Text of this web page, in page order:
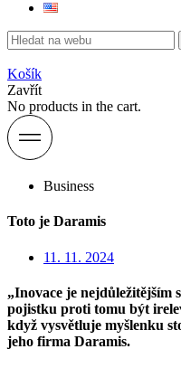
Košík
Zavřít
No products in the cart.
Business
Toto je Daramis
11. 11. 2024
„Inovace je nejdůležitějším
pojistku proti tomu být
když vysvětluje myšlenku
jeho firma Daramis.